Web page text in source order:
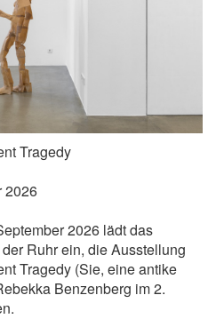
Tragedy
2026
2026 lädt das
Ruhr ein, die Ausstellung
Tragedy (Sie, eine antike
Benzenberg im 2.